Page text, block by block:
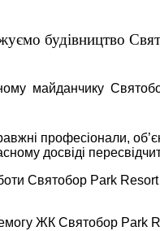
будівництво
майданчику
професіонали,
досвіді
Святобор Park
ЖК Святобор Park